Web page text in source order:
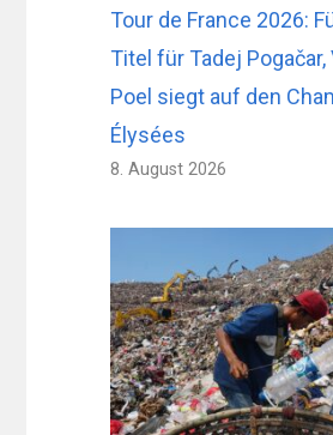
Tour de France 2026:
Titel für Tadej Pogačar,
Poel siegt auf den
Élysées
8. August 2026